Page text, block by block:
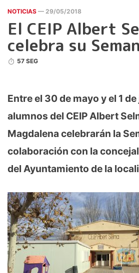
NOTICIAS — 29/05/2018
El CEIP Albert
celebra su
57 SEG
Entre el 30 de mayo y el 1
alumnos del CEIP Albert
Magdalena celebrarán la
colaboración con la
del Ayuntamiento de la